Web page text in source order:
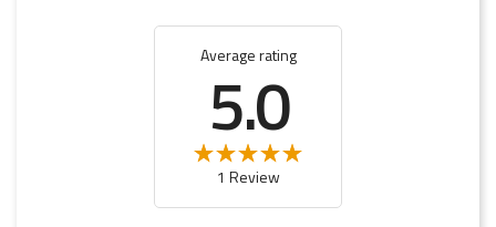
Average rating
5.0
1 Review